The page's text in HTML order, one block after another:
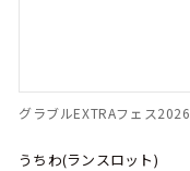
グラブルEXTRAフェス2026
うちわ(ランスロット)